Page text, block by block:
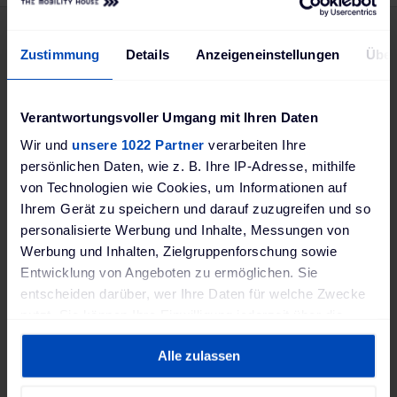
Zustimmung Details Anzeigeneinstellungen
Verantwortungsvoller Umgang mit Ihren Daten
Wir und unsere 1022 Partner verarbeiten Ihre
persönlichen Daten, wie z. B. Ihre IP-Adresse, mithilfe
von Technologien wie Cookies, um Informationen auf
Ihrem Gerät zu speichern und darauf zuzugreifen und so
personalisierte Werbung und Inhalte, Messungen von
Werbung und Inhalten, Zielgruppenforschung sowie
Entwicklung von Angeboten zu ermöglichen. Sie
entscheiden darüber, wer Ihre Daten für welche Zwecke
Cookie-Erklärung oder durch Klicken auf das Privacy
Trigger Symbol ändern oder widerrufen
Alle zulassen
Abonnez-vous à notre
newsletter :
Offres de réduction et nouveaux produits
Tendances et nouveaux développements
dans le secteur de l'énergie
Conseils sur le chargement des véhicules
électriques